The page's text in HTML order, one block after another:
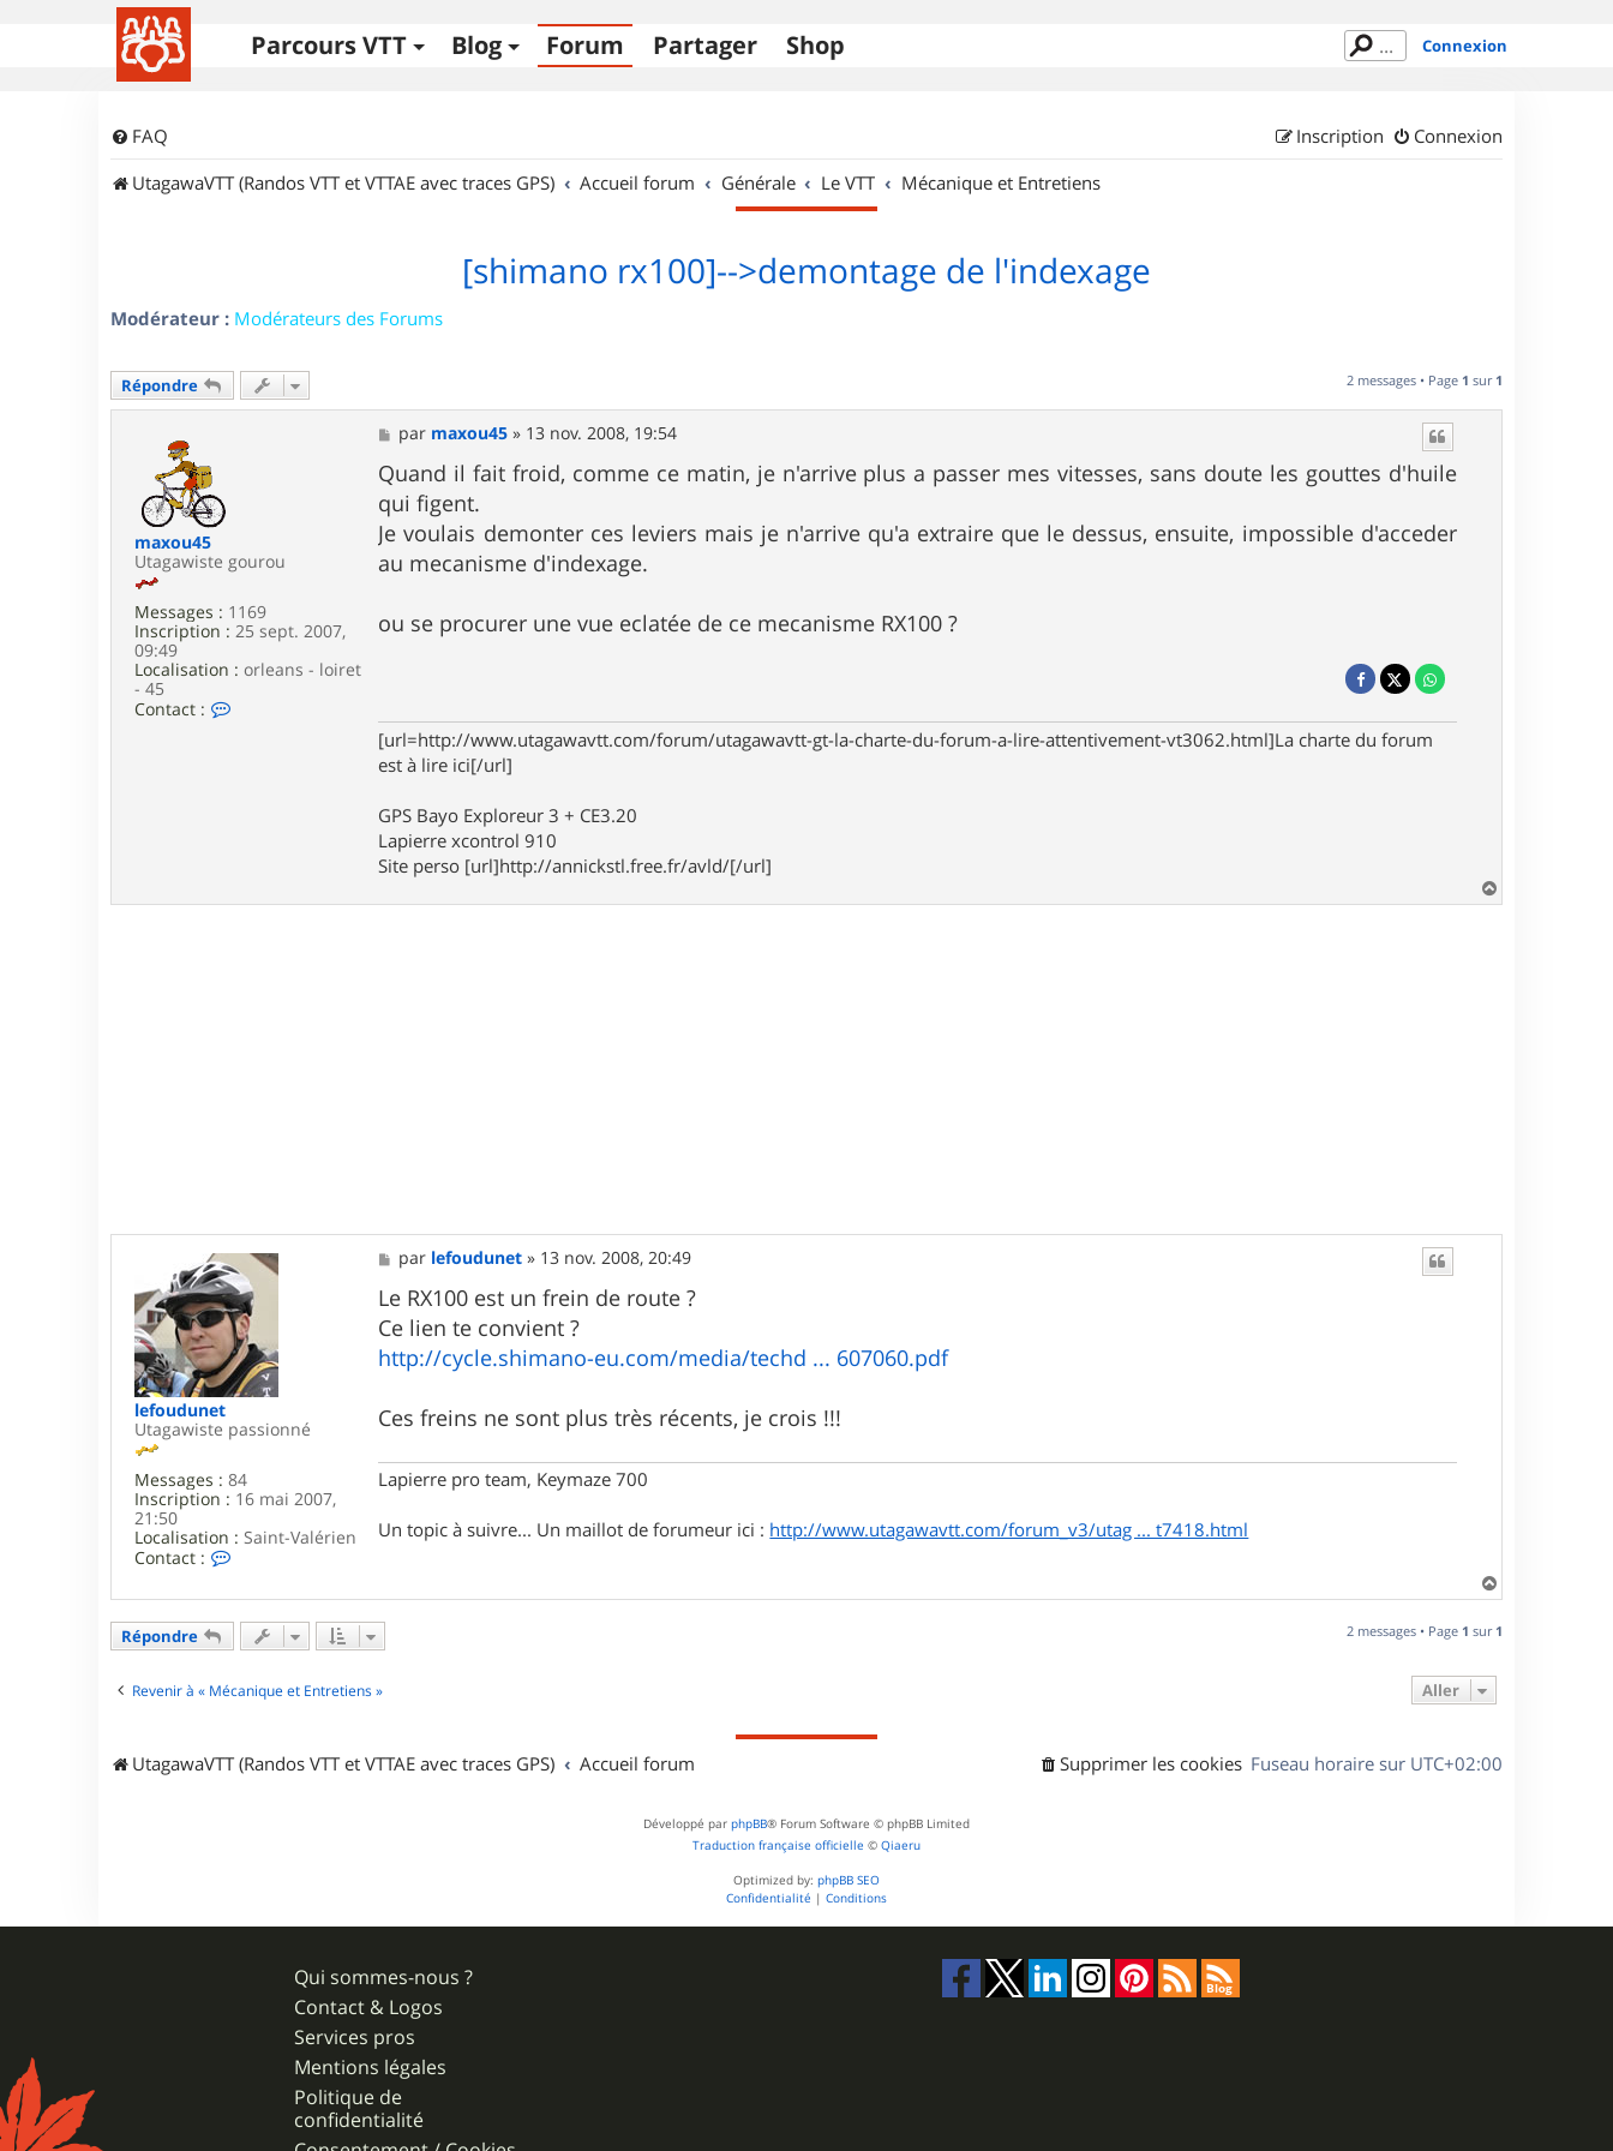
Parcours VTT Blog Forum Partager Shop Connexion
FAQ Connexion
Inscription
UtagawaVTT (Randos VTT et VTTAE avec traces GPS)
Accueil forum Générale Le VTT Mécanique et Entretiens
[shimano rx100]-->demontage de l'indexage
Modérateur : Modérateurs des Forums
Répondre 2 messages • Page 1 sur 1
maxou45
Utagawiste gourou
Messages : 1169
Inscription : 25 sept. 2007,
09:49
Localisation : orleans - loiret
- 45
Contact :
M
e
s
s
a
g
e
par maxou45 » 13 nov. 2008, 19:54
Quand il fait froid, comme ce matin, je n'arrive plus a passer mes vitesses, sans doute les gouttes d'huile
qui figent.
Je voulais demonter ces leviers mais je n'arrive qu'a extraire que le dessus, ensuite, impossible d'acceder
au mecanisme d'indexage.
ou se procurer une vue eclatée de ce mecanisme RX100 ?
[url=http://www.utagawavtt.com/forum/utagawavtt-gt-la-charte-du-forum-a-lire-attentivement-vt3062.html]La charte du forum
est à lire ici[/url]
GPS Bayo Exploreur 3 + CE3.20
Lapierre xcontrol 910
Site perso [url]http://annickstl.free.fr/avld/[/url]
a
lefoudunet
Utagawiste passionné
Messages : 84
Inscription : 16 mai 2007,
21:50
Localisation : Saint-Valérien
Contact :
c
e
f
M
e
s
s
a
g
e
par lefoudunet » 13 nov. 2008, 20:49
Le RX100 est un frein de route ?
Ce lien te convient ?
http://cycle.shimano-eu.com/media/techd ... 607060.pdf
Ces freins ne sont plus très récents, je crois !!!
Lapierre pro team, Keymaze 700
Un topic à suivre... Un maillot de forumeur ici : http://www.utagawavtt.com/forum_v3/utag ... t7418.html
a
t
Répondre 2 messages • Page 1 sur 1
Revenir à « Mécanique et Entretiens » Aller
UtagawaVTT (Randos VTT et VTTAE avec traces GPS) Accueil forum Fuseau horaire sur UTC+02:00
Supprimer les cookies
Développé par phpBB® Forum Software © phpBB Limited
Traduction française officielle © Qiaeru
Optimized by: phpBB SEO
Confidentialité | Conditions
Qui sommes-nous ?
Contact & Logos
Services pros
Mentions légales
Politique de
confidentialité